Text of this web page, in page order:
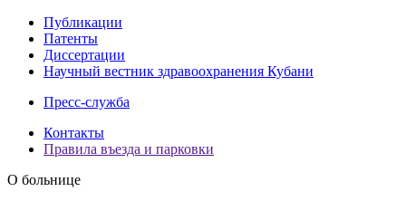
Публикации
Патенты
Диссертации
Научный вестник здравоохранения Кубани
Пресс-служба
Контакты
Правила въезда и парковки
О больнице